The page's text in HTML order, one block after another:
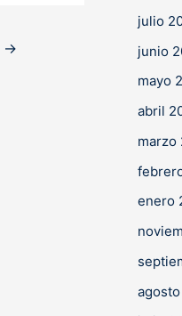
→
julio
junio
mayo
abril
marzo
enero